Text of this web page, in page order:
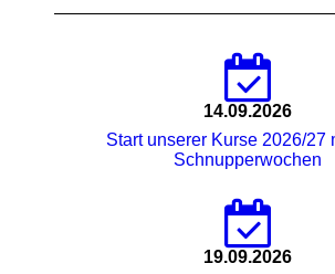
14.09.2026
Start unserer Kurse 2026/27
Schnupperwochen
19.09.2026